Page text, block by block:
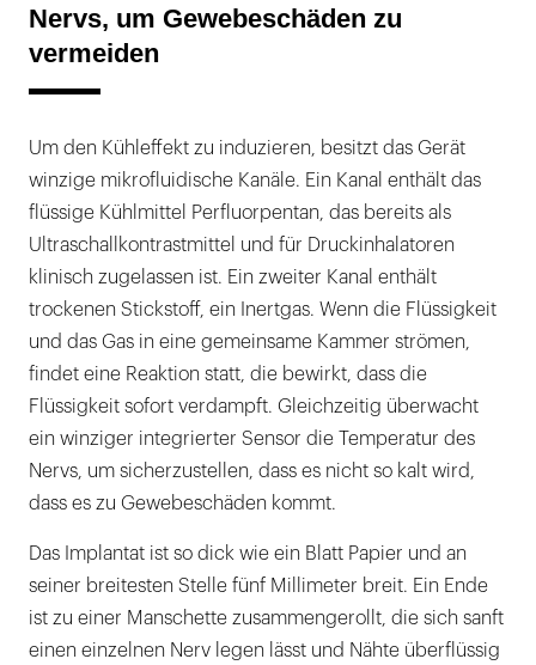
Nervs, um Gewebeschäden zu
vermeiden
Um den Kühleffekt zu induzieren, besitzt das Gerät
winzige mikrofluidische Kanäle. Ein Kanal enthält das
flüssige Kühlmittel Perfluorpentan, das bereits als
Ultraschallkontrastmittel und für Druckinhalatoren
klinisch zugelassen ist. Ein zweiter Kanal enthält
trockenen Stickstoff, ein Inertgas. Wenn die Flüssigkeit
und das Gas in eine gemeinsame Kammer strömen,
findet eine Reaktion statt, die bewirkt, dass die
Flüssigkeit sofort verdampft. Gleichzeitig überwacht
ein winziger integrierter Sensor die Temperatur des
Nervs, um sicherzustellen, dass es nicht so kalt wird,
dass es zu Gewebeschäden kommt.
Das Implantat ist so dick wie ein Blatt Papier und an
seiner breitesten Stelle fünf Millimeter breit. Ein Ende
ist zu einer Manschette zusammengerollt, die sich sanft
einen einzelnen Nerv legen lässt und Nähte überflüssig